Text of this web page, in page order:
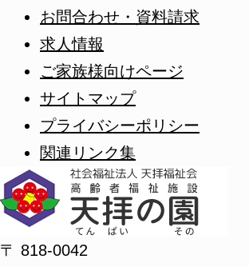
お問合わせ・資料請求
求人情報
ご家族様向けページ
サイトマップ
プライバシーポリシー
関連リンク集
〒 818-0042